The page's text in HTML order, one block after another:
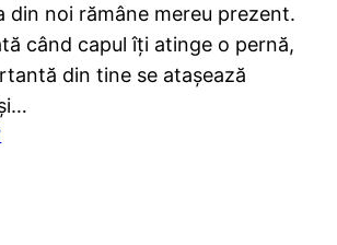
din noi rămâne mereu prezent.
când capul îți atinge o pernă,
din tine se atașează